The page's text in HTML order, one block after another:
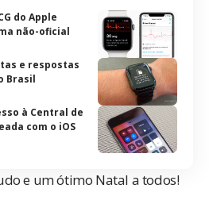
do Apple
não-oficial
e respostas
Brasil
à Central de
com o iOS
e um ótimo Natal a todos!